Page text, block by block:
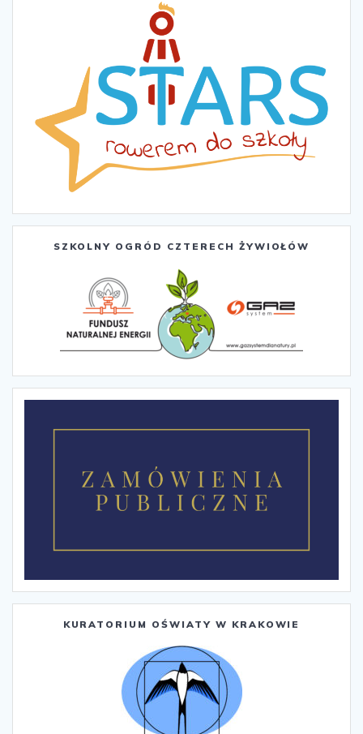
SZKOLNY OGRÓD CZTERECH ŻYWIOŁÓW
KURATORIUM OŚWIATY W KRAKOWIE